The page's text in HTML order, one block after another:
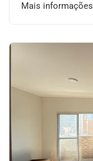
Mais informações